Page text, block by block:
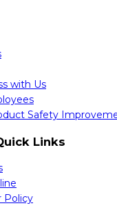
with Us
Safety
Links
Policy